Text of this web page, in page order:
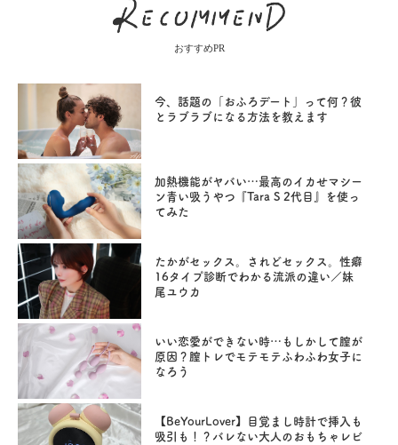
おすすめPR
今、話題の「おふろデート」って何？彼
とラブラブになる方法を教えます
加熱機能がヤバい…最高のイカせマシー
ン青い吸うやつ『Tara S 2代目』を使っ
てみた
たかがセックス。されどセックス。性癖
16タイプ診断でわかる流派の違い／妹
尾ユウカ
いい恋愛ができない時…もしかして膣が
原因？膣トレでモテモテふわふわ女子に
なろう
【BeYourLover】目覚まし時計で挿入も
吸引も！？バレない大人のおもちゃレビ